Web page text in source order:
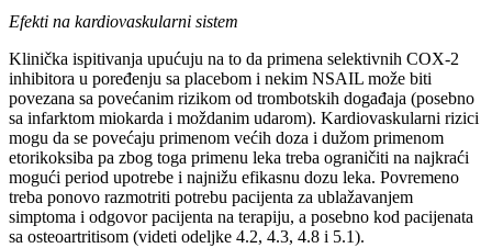
Efekti na kardiovaskularni sistem
Klinička ispitivanja upućuju na to da primena selektivnih COX-2
inhibitora u poređenju sa placebom i nekim NSAIL može biti
povezana sa povećanim rizikom od trombotskih događaja (posebno
sa infarktom miokarda i moždanim udarom). Kardiovaskularni rizici
mogu da se povećaju primenom većih doza i dužom primenom
etorikoksiba pa zbog toga primenu leka treba ograničiti na najkraći
mogući period upotrebe i najnižu efikasnu dozu leka. Povremeno
treba ponovo razmotriti potrebu pacijenta za ublažavanjem
simptoma i odgovor pacijenta na terapiju, a posebno kod pacijenata
sa osteoartritisom (videti odeljke 4.2, 4.3, 4.8 i 5.1).